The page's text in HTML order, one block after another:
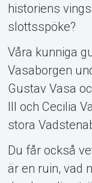
historiens
slottsspöke?
Våra kunniga
Vasaborgen
Gustav Vasa
III och Cecilia
stora
Du får också
är en ruin, vad